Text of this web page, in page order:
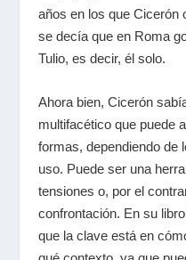
años en los que Cicerón
se decía que en Roma
Tulio, es decir, él solo.
Ahora bien, Cicerón
multifacético que puede
formas, dependiendo de
uso. Puede ser una
tensiones o, por el
confrontación. En su libro
que la clave está en